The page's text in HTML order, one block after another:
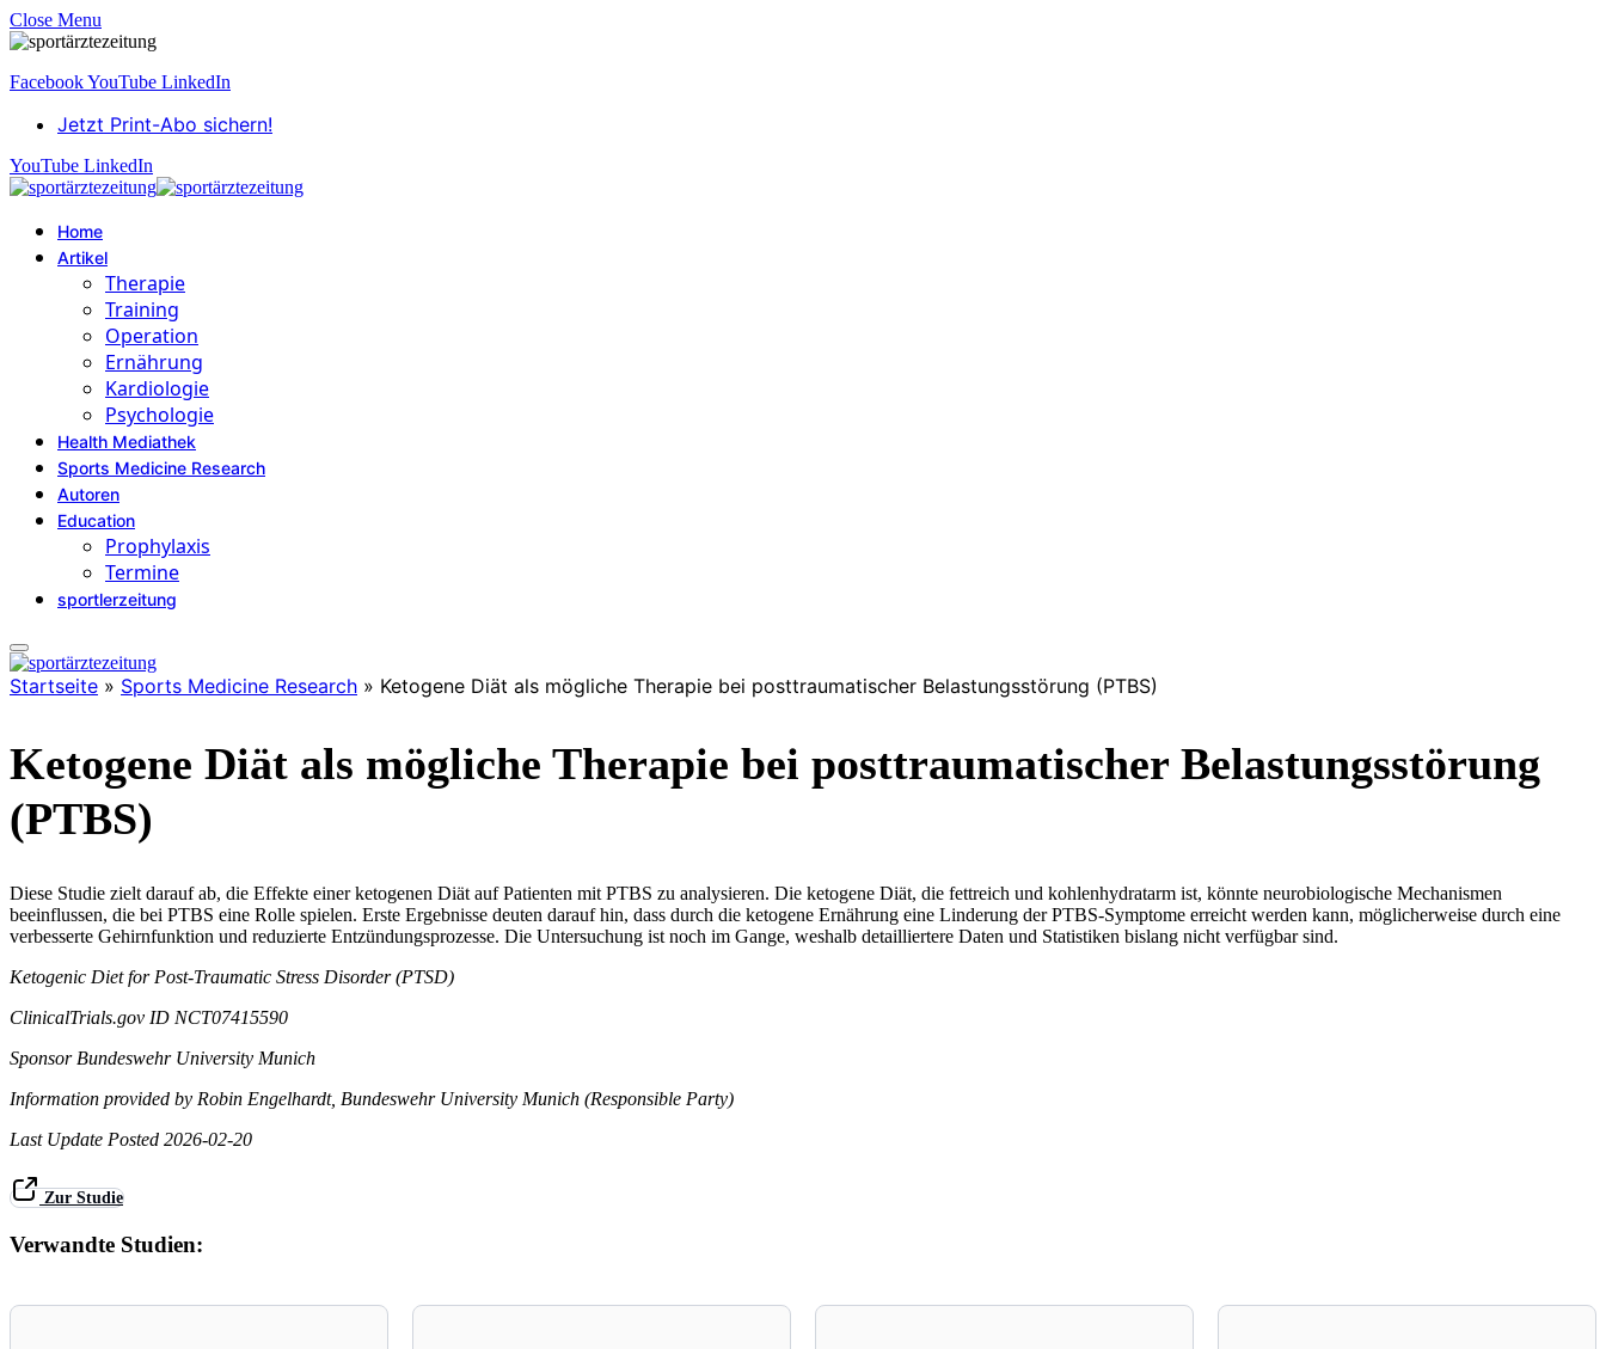
Close Menu
FacebookYouTube LinkedIn
Jetzt Print-Abo sichern!
YouTube LinkedIn
Home
Artikel
Therapie
Training
Operation
Ernährung
Kardiologie
Psychologie
Health Mediathek
Sports Medicine Research
Autoren
Education
Prophylaxis
Termine
sportlerzeitung
Startseite » Sports Medicine Research » Ketogene Diät als mögliche Therapie bei posttraumatischer Belastungsstörung (PTBS)
Ketogene Diät als mögliche Therapie bei posttraumatischer Belastungsstörung
(PTBS)
Diese Studie zielt darauf ab, die Effekte einer ketogenen Diät auf Patienten mit PTBS zu analysieren. Die ketogene Diät, die fettreich und kohlenhydratarm ist, könnte neurobiologische Mechanismen
beeinflussen, die bei PTBS eine Rolle spielen. Erste Ergebnisse deuten darauf hin, dass durch die ketogene Ernährung eine Linderung der PTBS-Symptome erreicht werden kann, möglicherweise durch eine
verbesserte Gehirnfunktion und reduzierte Entzündungsprozesse. Die Untersuchung ist noch im Gange, weshalb detailliertere Daten und Statistiken bislang nicht verfügbar sind.
Ketogenic Diet for Post-Traumatic Stress Disorder (PTSD)
ClinicalTrials.gov ID NCT07415590
Sponsor Bundeswehr University Munich
Information provided by Robin Engelhardt, Bundeswehr University Munich (Responsible Party)
Last Update Posted 2026-02-20
Zur Studie
Verwandte Studien: